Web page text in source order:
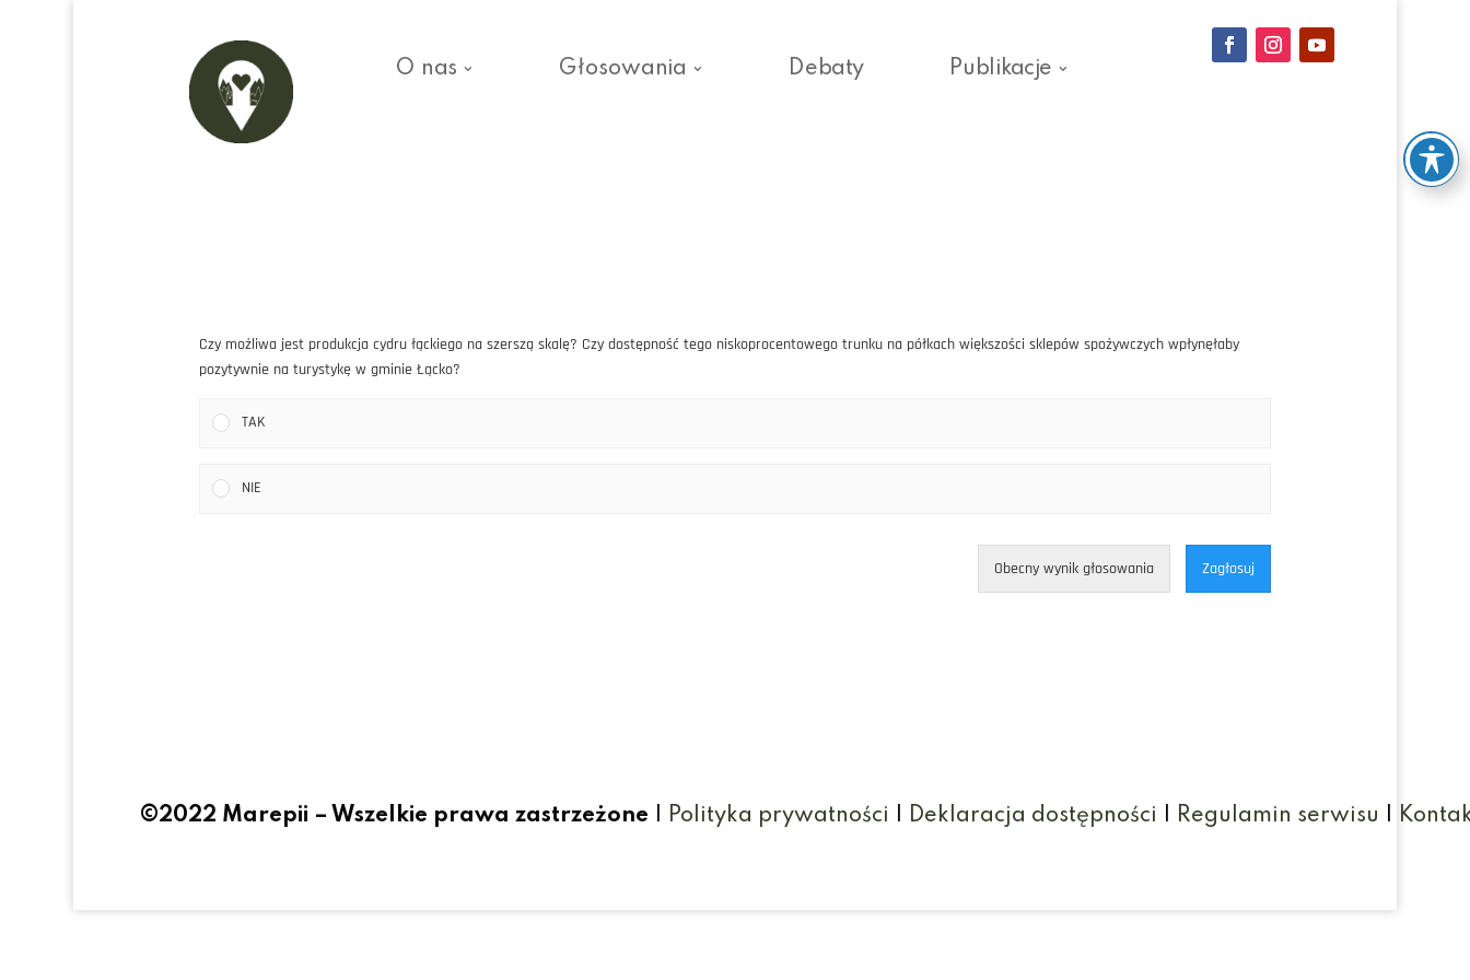
O nas Głosowania Debaty Publikacje
Czy możliwa jest produkcja cydru łąckiego na szerszą skalę? Czy dostępność tego niskoprocentowego trunku na półkach większości sklepów spożywczych wpłynęłaby
pozytywnie na turystykę w gminie Łącko?
TAK
NIE
Obecny wynik głosowania Zagłosuj
©2022 Marepii – Wszelkie prawa zastrzeżone | Polityka prywatności | Deklaracja dostępności | Regulamin serwisu |